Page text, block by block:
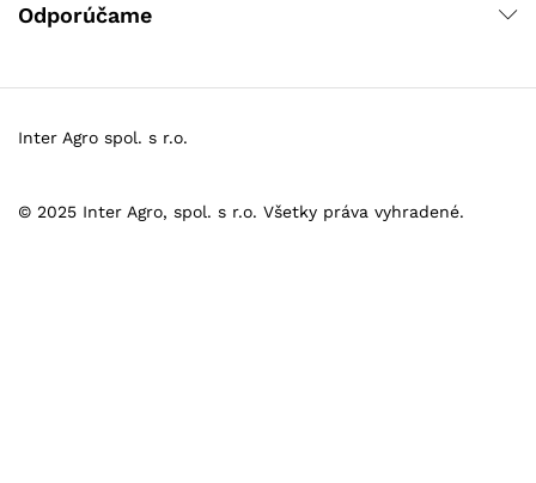
Odporúčame
© 2025 Inter Agro, spol. s r.o. Všetky práva vyhradené.
Inter Agro spol. s r.o.